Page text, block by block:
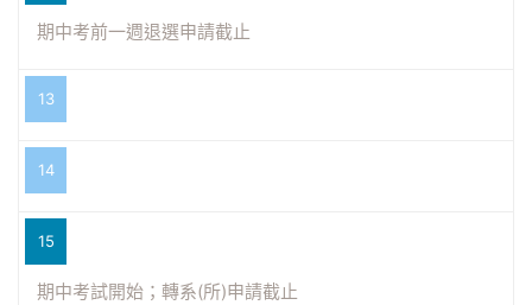
期中考前一週退選申請截止
13
14
15
期中考試開始；轉系(所)申請截止